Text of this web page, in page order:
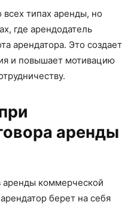
всех типах аренды, но
где арендодатель
арендатора. Это создает
и повышает мотивацию
аренды
аренды коммерческой
берет на себя